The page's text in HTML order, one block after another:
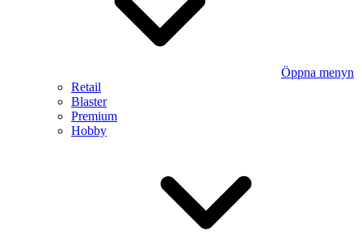
Öppna menyn
Retail
Blaster
Premium
Hobby